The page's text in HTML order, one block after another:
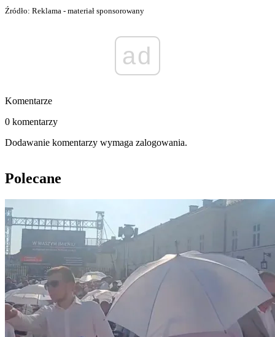
Źródło: Reklama - materiał sponsorowany
ad
Komentarze
0 komentarzy
Dodawanie komentarzy wymaga zalogowania.
Polecane